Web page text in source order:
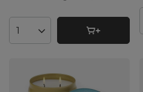
Cantidad de productos